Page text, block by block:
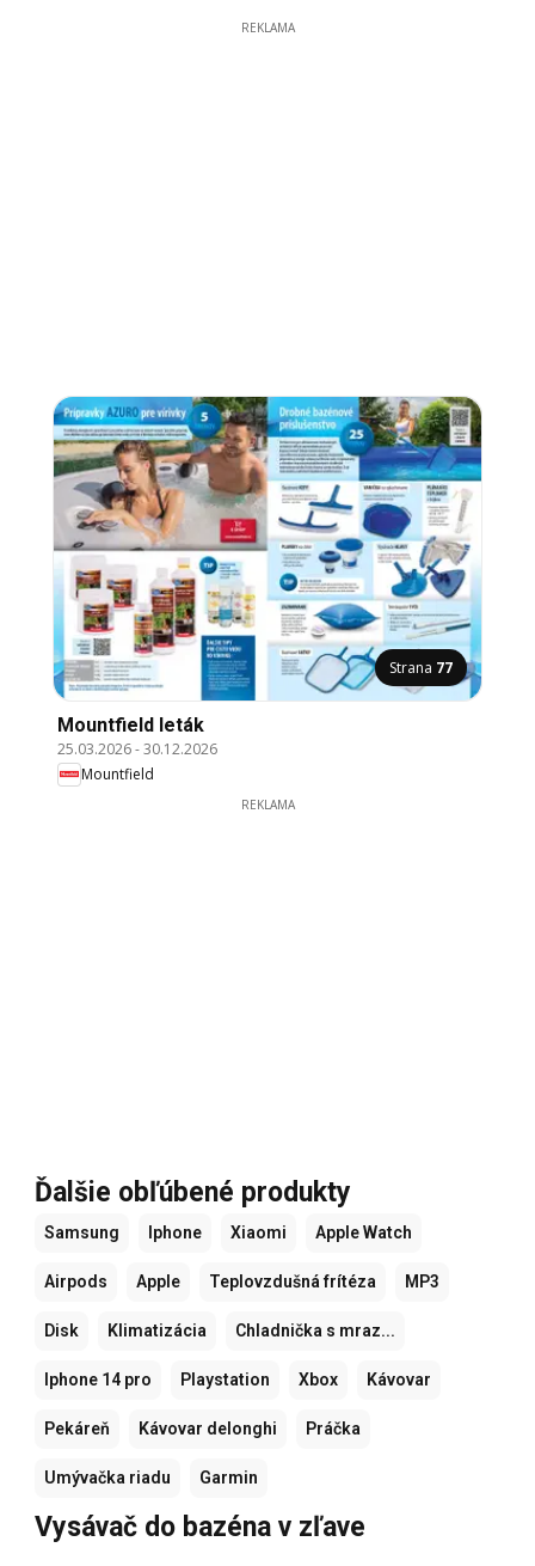
REKLAMA
Strana 77
Mountfield leták
25.03.2026-30.12.2026
Mountfield
REKLAMA
Ďalšie obľúbené produkty
Samsung Iphone Xiaomi Apple Watch
Airpods Apple Teplovzdušná frítéza MP3
Disk Klimatizácia Chladnička s mraz...
Iphone 14 pro Playstation Xbox Kávovar
Pekáreň Kávovar delonghi Práčka
Umývačka riadu Garmin
Vysávač do bazéna v zľave